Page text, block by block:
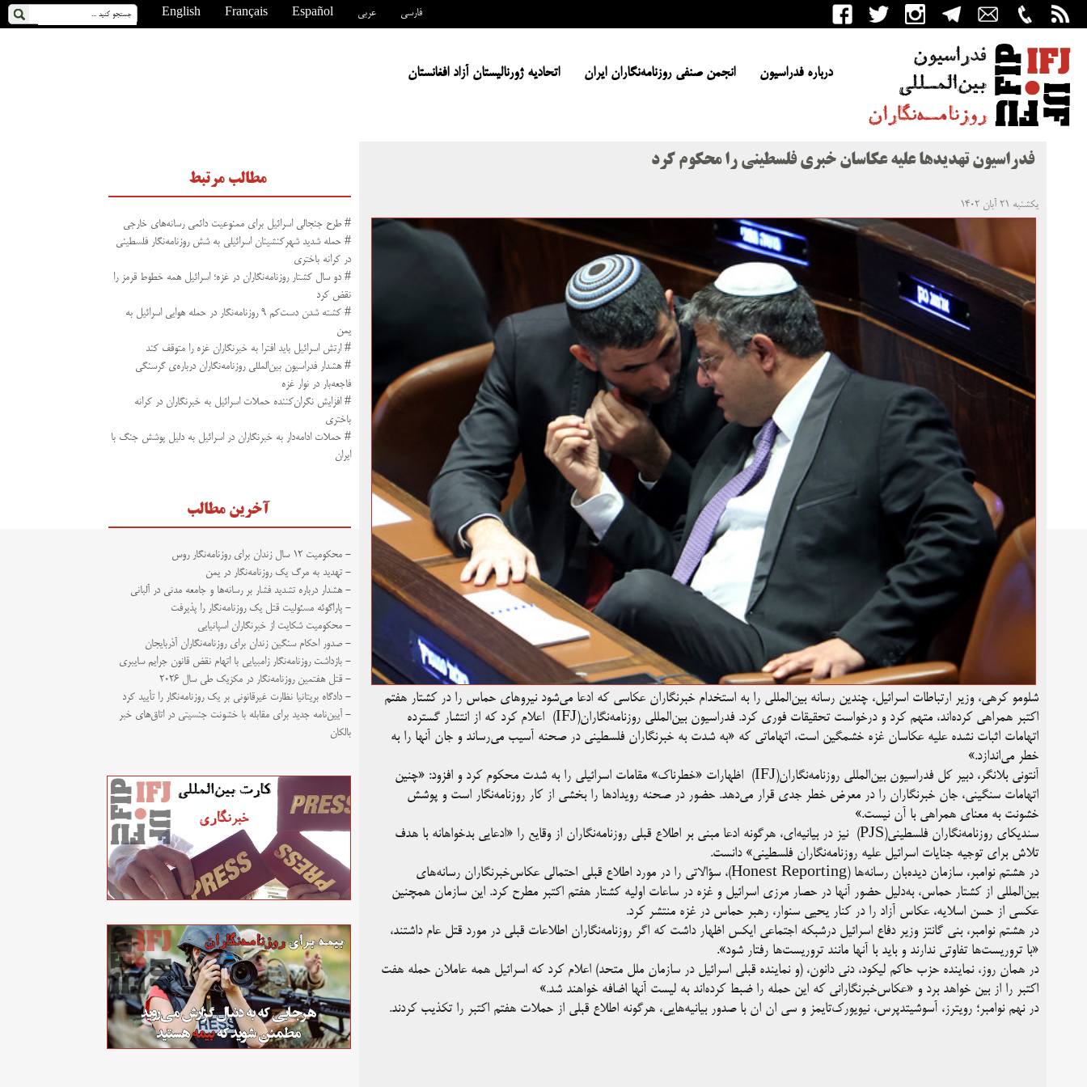
English Français Español عربی فارسی
درباره فدراسیون انجمن صنفی روزنامه‌نگاران ایران اتحادیه ژورنالیستان آزاد افغانستان
فدراسیون تهدیدها علیه عکاسان خبری فلسطینی را محکوم کرد
یکشنبه ۲۱ آبان ۱۴۰۲
شلومو کرهی، وزیر ارتباطات اسرائیل، چندین رسانه بین‌المللی را به استخدام خبرنگاران عکاسی که ادعا می‌شود نیروهای حماس را در کشتار هفتم
اکتبر همراهی کرده‌اند، متهم کرد و درخواست تحقیقات فوری کرد. فدراسیون بین‌المللی روزنامه‌نگاران(IFJ) اعلام کرد که از انتشار گسترده
اتهامات اثبات نشده علیه عکاسان غزه خشمگین است، اتهاماتی که «به شدت به خبرنگاران فلسطینی در صحنه آسیب می‌رساند و جان آنها را به
خطر می‌اندازد.»
آنتونی بلانگر، دبیر کل فدراسیون بین‌المللی روزنامه‌نگاران(IFJ) اظهارات «خطرناک» مقامات اسرائیلی را به شدت محکوم کرد و افزود: «چنین
اتهامات سنگینی، جان خبرنگاران را در معرض خطر جدی قرار می‌دهد. حضور در صحنه رویدادها را بخشی از کار روزنامه‌نگار است و پوشش
خشونت به معنای همراهی با آن نیست.»
سندیکای روزنامه‌نگاران فلسطینی(PJS) نیز در بیانیه‌ای، هرگونه ادعا مبنی بر اطلاع قبلی روزنامه‌نگاران از وقایع را «ادعایی بدخواهانه با هدف
تلاش برای توجیه جنایات اسرائیل علیه روزنامه‌نگاران فلسطینی» دانست.
در هشتم نوامبر، سازمان دیده‌بان رسانه‌ها (Honest Reporting)، سؤالاتی را در مورد اطلاع قبلی احتمالی عکاس‌خبرنگاران رسانه‌های
بین‌المللی از کشتار حماس، به‌دلیل حضور آنها در حصار مرزی اسرائیل و غزه در ساعات اولیه کشتار هفتم اکتبر مطرح کرد. این سازمان همچنین
عکسی از حسن اسلایه، عکاس آزاد را در کنار یحیی سنوار، رهبر حماس در غزه منتشر کرد.
در هشتم نوامبر، بنی گانتز وزیر دفاع اسرائیل درشبکه اجتماعی ایکس اظهار داشت که اگر روزنامه‌نگاران اطلاعات قبلی در مورد قتل عام داشتند،
«با تروریست‌ها تفاوتی ندارند و باید با آنها مانند تروریست‌ها رفتار شود».
در همان روز، نماینده حزب حاکم لیکود، دنی دانون، (و نماینده قبلی اسرائیل در سازمان ملل متحد) اعلام کرد که اسرائیل همه عاملان حمله هفت
اکتبر را از بین خواهد برد و «عکاس‌خبرنگارانی که این حمله را ضبط کرده‌اند به لیست آنها اضافه خواهند شد.»
در نهم نوامبر؛ رویترز، آسوشیتدپرس، نیویورک‌تایمز و سی ان ان با صدور بیانیه‌هایی، هرگونه اطلاع قبلی از حملات هفتم اکتبر را تکذیب کردند.
مطالب مرتبط
# طرح جنجالی اسرائیل برای ممنوعیت دائمی رسانه‌های خارجی
# حمله شدید شهرکنشینان اسرائیلی به شش روزنامه‌نگار فلسطینی
در کرانه باختری
# دو سال کشتار روزنامه‌نگاران در غزه؛ اسرائیل همه خطوط قرمز را
نقض کرد
# کشته شدن دست‌کم ۹ روزنامه‌نگار در حمله هوایی اسرائیل به
یمن
# ارتش اسرائیل باید افترا به خبرنگاران غزه را متوقف کند
# هشدار فدراسیون بین‌المللی روزنامه‌نگاران درباره‌ی گرسنگی
فاجعه‌بار در نوار غزه
# افزایش نگران‌کننده حملات اسرائیل به خبرنگاران در کرانه
باختری
# حملات ادامه‌دار به خبرنگاران در اسرائیل به دلیل پوشش جنگ با
ایران
آخرین مطالب
- محکومیت ۱۲ سال زندان برای روزنامه‌نگار روس
- تهدید به مرگ یک روزنامه‌نگار در یمن
- هشدار درباره تشدید فشار بر رسانه‌ها و جامعه مدنی در آلبانی
- پاراگوئه مسئولیت قتل یک روزنامه‌نگار را پذیرفت
- محکومیت شکایت از خبرنگاران اسپانیایی
- صدور احکام سنگین زندان برای روزنامه‌نگاران آذربایجان
- بازداشت روزنامه‌نگار زامبیایی با اتهام نقض قانون جرایم سایبری
- قتل هفتمین روزنامه‌نگار در مکزیک طی سال ۲۰۲۶
- دادگاه بریتانیا نظارت غیرقانونی بر یک روزنامه‌نگار را تأیید کرد
- آیین‌نامه جدید برای مقابله با خشونت جنسیتی در اتاق‌های خبر
بالکان